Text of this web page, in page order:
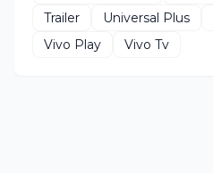
Trailer
Universal Plus
Vivo Play
Vivo Tv